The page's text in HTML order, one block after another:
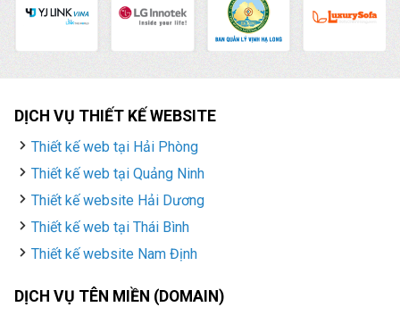
DỊCH VỤ THIẾT KẾ WEBSITE
Thiết kế web tại Hải Phòng
Thiết kế web tại Quảng Ninh
Thiết kế website Hải Dương
Thiết kế web tại Thái Bình
Thiết kế website Nam Định
DỊCH VỤ TÊN MIỀN (DOMAIN)